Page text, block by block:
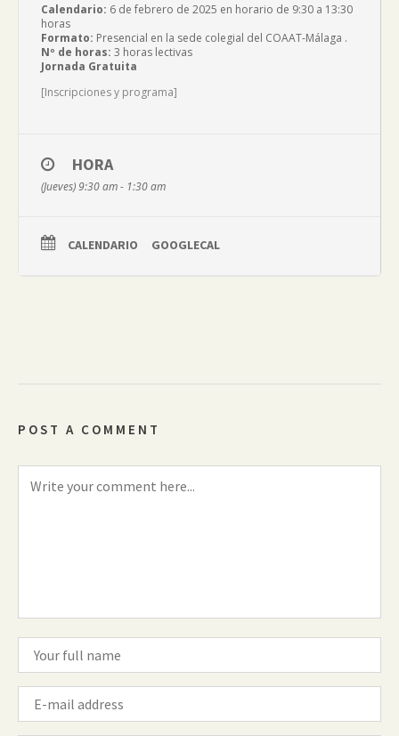
Calendario: 6 de febrero de 2025 en horario de 9:30 a 13:30
horas
Formato: Presencial en la sede colegial del COAAT-Málaga .
Nº de horas: 3 horas lectivas
Jornada Gratuita
[Inscripciones y programa]
HORA
(Jueves) 9:30 am - 1:30 am
CALENDARIO GOOGLECAL
POST A COMMENT